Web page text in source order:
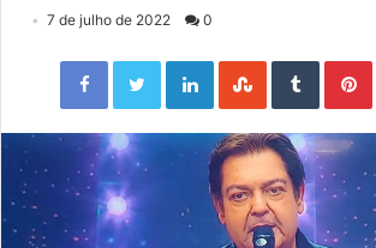
7 de julho de 2022 0
Facebook Twitter LinkedIn StumbleUpon Tumblr